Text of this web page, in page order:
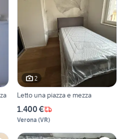
2
Letto una piazza e mezza
1.400 €
Verona (VR)